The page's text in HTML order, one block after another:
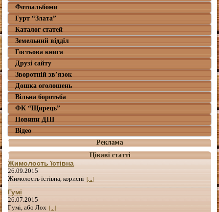
Фотоальбоми
Гурт “Злата”
Каталог статей
Земельний відділ
Гостьова книга
Друзі сайту
Зворотній зв’язок
Дошка оголошень
Вільна боротьба
ФК “Щирець”
Новини ДПІ
Відео
Реклама
Цікаві статті
Жимолость їстівна
26.09.2015
Жимолость їстівна, корисні [...]
Гумі
26.07.2015
Гумі, або Лох [...]